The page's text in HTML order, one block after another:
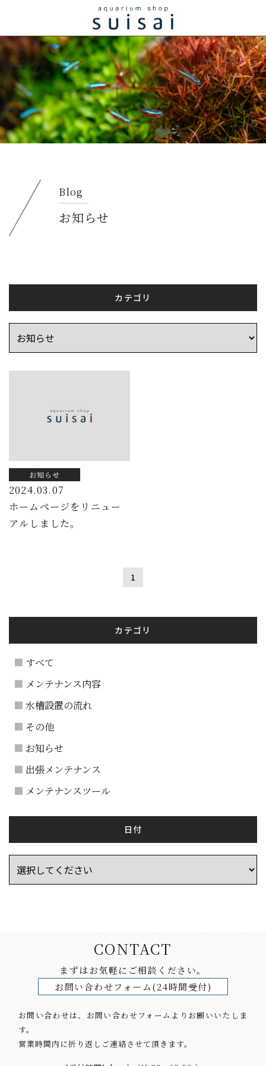
Blog
お知らせ​​​​​​​
カテゴリ
2024.03.07
お知らせ
ホームページをリニュー
アルしました。
1
カテゴリ
すべて
メンテナンス内容
水槽設置の流れ
その他
お知らせ
出張メンテナンス
メンテナンスツール
日付
CONTACT
まずはお気軽にご相談ください。
お問い合わせフォーム(24時間受付)
お問い合わせは、お問い合わせフォームよりお願いいたしま
す。
営業時間内に折り返しご連絡させて頂きます。